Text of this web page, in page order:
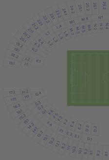
N.2 N.3 N.4
N.1
D.2
D.3
D.1
E.2
E.4
E.1
E.3
M.5 M.6
M.2 M.3
M.4
M.1
8.1
8.2
9.1
9.2
10.1
10.2
11.1
11.2
25.1 25.2 26.1 26.2
24.1 24.2
J.1
J.2
K.4
K.1
K.2
K.3
G.1
G.2
G.3
G.4
H.1
H.2
F.1
F.2
F.3
F.4
F.5
F.6
L.5L.6
L.4
L.2L.3
L.1
14.1
14.2
15.1
15.2
16.1
16.2
17.1
17.2
18.1
18.2
19.1
19.2
20.1
20.2
12.1
12.2
13.1
13.2
21.121.2
22.2
22.1
23.123.2